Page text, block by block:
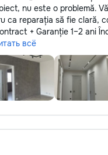
nu este o problemă.
ca reparația să fie clară,
+ Garanție 1–2 ani
всё